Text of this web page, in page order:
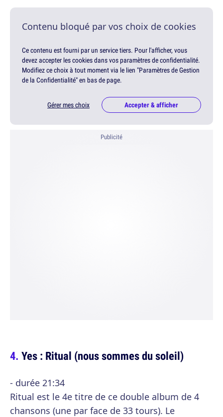
Contenu bloqué par vos choix de cookies
Ce contenu est fourni par un service tiers. Pour l'afficher, vous
devez accepter les cookies dans vos paramètres de confidentialité.
Modifiez ce choix à tout moment via le lien "Paramètres de Gestion
de la Confidentialité" en bas de page.
Gérer mes choix Accepter & afficher
Publicité
Yes : Ritual (nous sommes du soleil)
- durée 21:34
Ritual est le 4e titre de ce double album de 4
chansons (une par face de 33 tours). Le